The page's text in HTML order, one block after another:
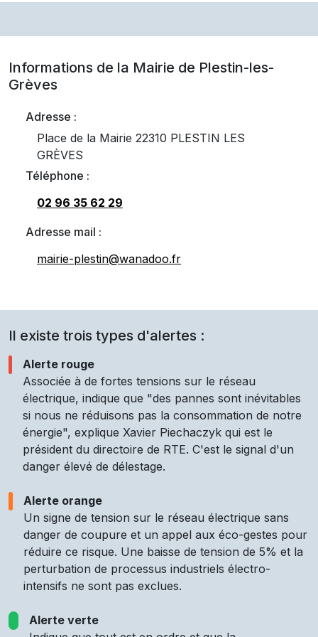
Informations de la Mairie de Plestin-les-
Grèves
Adresse :
Place de la Mairie 22310 PLESTIN LES
GRÈVES
Téléphone :
02 96 35 62 29
Adresse mail :
mairie-plestin@wanadoo.fr
Il existe trois types d'alertes :
Alerte rouge
Associée à de fortes tensions sur le réseau
électrique, indique que "des pannes sont inévitables
si nous ne réduisons pas la consommation de notre
énergie", explique Xavier Piechaczyk qui est le
président du directoire de RTE. C'est le signal d'un
danger élevé de délestage.
Alerte orange
Un signe de tension sur le réseau électrique sans
danger de coupure et un appel aux éco-gestes pour
réduire ce risque. Une baisse de tension de 5% et la
perturbation de processus industriels électro-
intensifs ne sont pas exclues.
Alerte verte